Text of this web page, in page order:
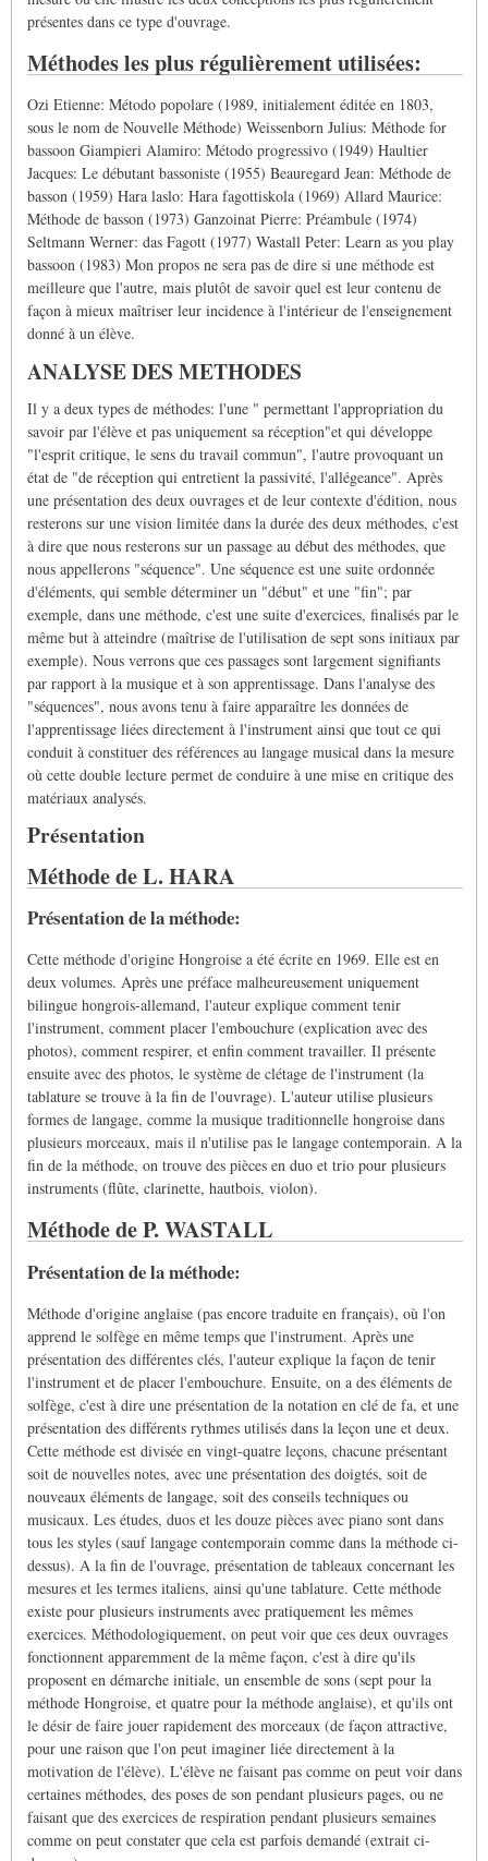
présentes dans ce type d'ouvrage.
Méthodes les plus régulièrement utilisées:
Ozi Etienne: Método popolare (1989, initialement éditée en 1803,
sous le nom de Nouvelle Méthode) Weissenborn Julius: Méthode for
bassoon Giampieri Alamiro: Método progressivo (1949) Haultier
Jacques: Le débutant bassoniste (1955) Beauregard Jean: Méthode de
basson (1959) Hara laslo: Hara fagottiskola (1969) Allard Maurice:
Méthode de basson (1973) Ganzoinat Pierre: Préambule (1974)
Seltmann Werner: das Fagott (1977) Wastall Peter: Learn as you play
bassoon (1983) Mon propos ne sera pas de dire si une méthode est
meilleure que l'autre, mais plutôt de savoir quel est leur contenu de
façon à mieux maîtriser leur incidence à l'intérieur de l'enseignement
donné à un élève.
ANALYSE DES METHODES
Il y a deux types de méthodes: l'une " permettant l'appropriation du
savoir par l'élève et pas uniquement sa réception"et qui développe
"l'esprit critique, le sens du travail commun", l'autre provoquant un
état de "de réception qui entretient la passivité, l'allégeance". Après
une présentation des deux ouvrages et de leur contexte d'édition, nous
resterons sur une vision limitée dans la durée des deux méthodes, c'est
à dire que nous resterons sur un passage au début des méthodes, que
nous appellerons "séquence". Une séquence est une suite ordonnée
d'éléments, qui semble déterminer un "début" et une "fin"; par
exemple, dans une méthode, c'est une suite d'exercices, finalisés par le
même but à atteindre (maîtrise de l'utilisation de sept sons initiaux par
exemple). Nous verrons que ces passages sont largement signifiants
par rapport à la musique et à son apprentissage. Dans l'analyse des
"séquences", nous avons tenu à faire apparaître les données de
l'apprentissage liées directement à l'instrument ainsi que tout ce qui
conduit à constituer des références au langage musical dans la mesure
où cette double lecture permet de conduire à une mise en critique des
matériaux analysés.
Présentation
Méthode de L. HARA
Présentation de la méthode:
Cette méthode d'origine Hongroise a été écrite en 1969. Elle est en
deux volumes. Après une préface malheureusement uniquement
bilingue hongrois-allemand, l'auteur explique comment tenir
l'instrument, comment placer l'embouchure (explication avec des
photos), comment respirer, et enfin comment travailler. Il présente
ensuite avec des photos, le système de clétage de l'instrument (la
tablature se trouve à la fin de l'ouvrage). L'auteur utilise plusieurs
formes de langage, comme la musique traditionnelle hongroise dans
plusieurs morceaux, mais il n'utilise pas le langage contemporain. A la
fin de la méthode, on trouve des pièces en duo et trio pour plusieurs
instruments (flûte, clarinette, hautbois, violon).
Méthode de P. WASTALL
Présentation de la méthode:
Méthode d'origine anglaise (pas encore traduite en français), où l'on
apprend le solfège en même temps que l'instrument. Après une
présentation des différentes clés, l'auteur explique la façon de tenir
l'instrument et de placer l'embouchure. Ensuite, on a des éléments de
solfège, c'est à dire une présentation de la notation en clé de fa, et une
présentation des différents rythmes utilisés dans la leçon une et deux.
Cette méthode est divisée en vingt-quatre leçons, chacune présentant
soit de nouvelles notes, avec une présentation des doigtés, soit de
nouveaux éléments de langage, soit des conseils techniques ou
musicaux. Les études, duos et les douze pièces avec piano sont dans
tous les styles (sauf langage contemporain comme dans la méthode ci-
dessus). A la fin de l'ouvrage, présentation de tableaux concernant les
mesures et les termes italiens, ainsi qu'une tablature. Cette méthode
existe pour plusieurs instruments avec pratiquement les mêmes
exercices. Méthodologiquement, on peut voir que ces deux ouvrages
fonctionnent apparemment de la même façon, c'est à dire qu'ils
proposent en démarche initiale, un ensemble de sons (sept pour la
méthode Hongroise, et quatre pour la méthode anglaise), et qu'ils ont
le désir de faire jouer rapidement des morceaux (de façon attractive,
pour une raison que l'on peut imaginer liée directement à la
motivation de l'élève). L'élève ne faisant pas comme on peut voir dans
certaines méthodes, des poses de son pendant plusieurs pages, ou ne
faisant que des exercices de respiration pendant plusieurs semaines
comme on peut constater que cela est parfois demandé (extrait ci-